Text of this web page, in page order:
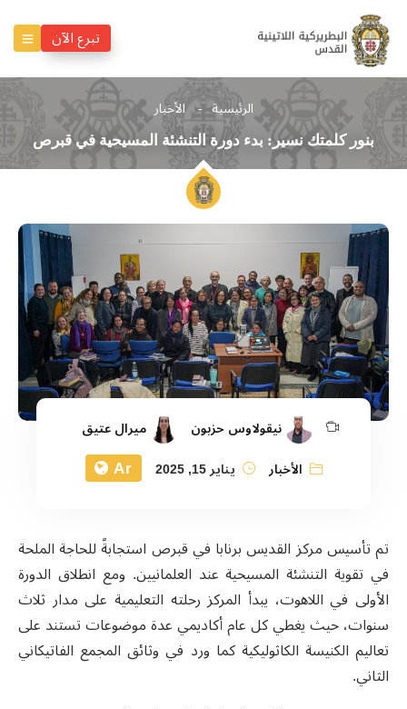
تبرع الآن
الرئيسية الأخبار
بنور كلمتك نسير: بدء دورة التنشئة المسيحية في قبرص
نيقولاوس حزبون
ميرال عتيق
الأخبار
يناير 15, 2025 Ar
تم تأسيس مركز القديس برنابا في قبرص استجابةً للحاجة الملحة
في تقوية التنشئة المسيحية عند العلمانيين. ومع انطلاق الدورة
الأولى في اللاهوت، يبدأ المركز رحلته التعليمية على مدار ثلاث
سنوات، حيث يغطي كل عام أكاديمي عدة موضوعات تستند على
تعاليم الكنيسة الكاثوليكية كما ورد في وثائق المجمع الفاتيكاني
الثاني.